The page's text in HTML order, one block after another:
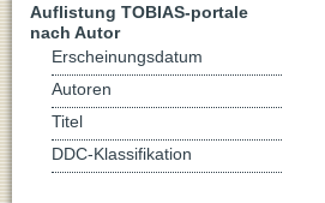
Auflistung TOBIAS-portale
nach Autor
Erscheinungsdatum
Autoren
Titel
DDC-Klassifikation